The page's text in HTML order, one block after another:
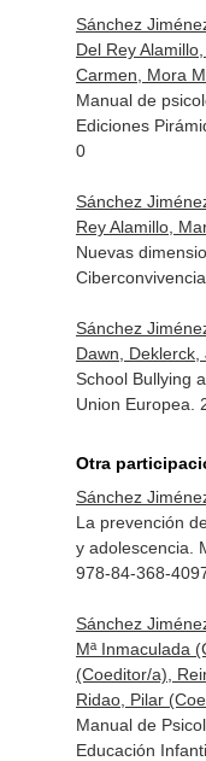
Sánchez
Del Rey
Carmen, Mora
Manual de
Ediciones
0
Sánchez
Rey Alamillo,
Nuevas
Sánchez
Dawn,
School Bullying
Union Europea.
Otra
Sánchez
La prevención
y adolescencia.
978-84-368-
Sánchez
Mª Inmaculada
(Coeditor/a),
Ridao, Pilar
Manual de
Educación